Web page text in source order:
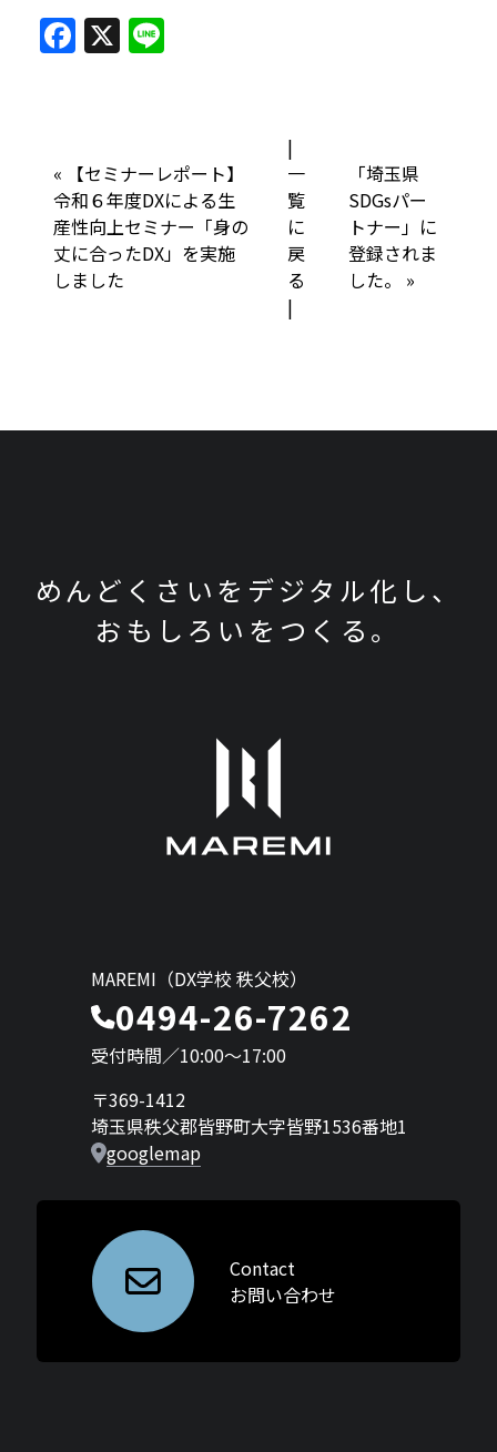
F
b
o
o
k
X
«
【セミナーレポート】
令和６年度DXによる生
産性向上セミナー「身の
丈に合ったDX」を実施
しました
|
一
覧
に
戻
る
|
「埼玉県
SDGsパー
トナー」に
登録されま
した。
»
めんどくさいをデジタル化し、
おもしろいをつくる。
MAREMI（DX学校 秩父校）
0494-26-7262
受付時間／10:00〜17:00
〒369-1412
埼玉県秩父郡皆野町大字皆野1536番地1
googlemap
Contact
お問い合わせ